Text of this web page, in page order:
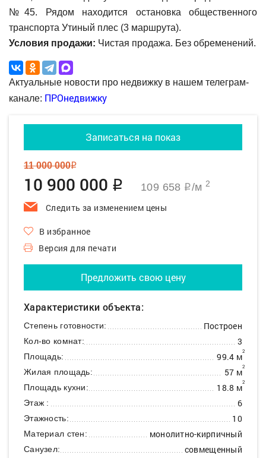
№45. Рядом находится остановка общественного
транспорта Утиный плес (3 маршрута).
Условия продажи: Чистая продажа. Без обременений.
Актуальные новости про недвижку в нашем телеграм-
канале: ПРОнедвижку
Записаться на показ
11 000 000q
10 900 000 q 109 658 q/м 2
Следить за изменением цены
В избранное
Версия для печати
Предложить свою цену
Характеристики объекта:
Степень готовности: Построен
Кол-во комнат: 3
Площадь: 99.4 м2
Жилая площадь: 57 м2
Площадь кухни: 18.8 м2
Этаж : 6
Этажность: 10
Материал стен: монолитно-кирпичный
Санузел: совмещенный